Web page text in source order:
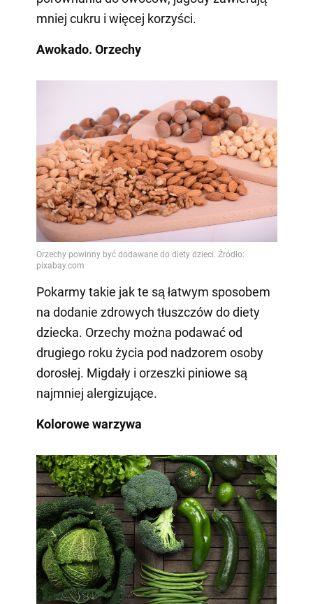
mniej cukru i więcej korzyści.
Awokado. Orzechy
Pokarmy takie jak te są łatwym sposobem
na dodanie zdrowych tłuszczów do diety
dziecka. Orzechy można podawać od
drugiego roku życia pod nadzorem osoby
dorosłej. Migdały i orzeszki piniowe są
najmniej alergizujące.
Kolorowe warzywa